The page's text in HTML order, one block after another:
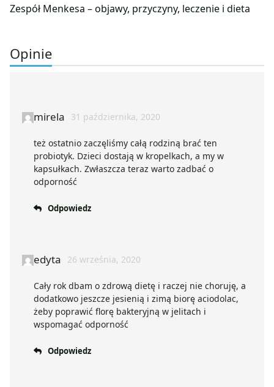
Zespół Menkesa – objawy, przyczyny, leczenie i dieta
Opinie
mirela 31 października, 2020
też ostatnio zaczęliśmy całą rodziną brać ten
probiotyk. Dzieci dostają w kropelkach, a my w
kapsułkach. Zwłaszcza teraz warto zadbać o
odporność
Odpowiedz
edyta 26 września, 2020
Cały rok dbam o zdrową dietę i raczej nie choruję, a
dodatkowo jeszcze jesienią i zimą biorę aciodolac,
żeby poprawić florę bakteryjną w jelitach i
wspomagać odporność
Odpowiedz